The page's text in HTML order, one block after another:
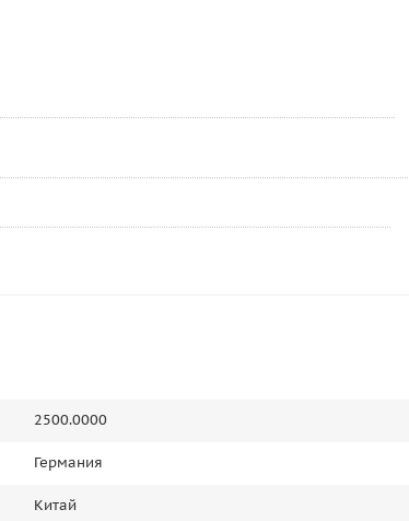
2500.0000
Германия
Китай